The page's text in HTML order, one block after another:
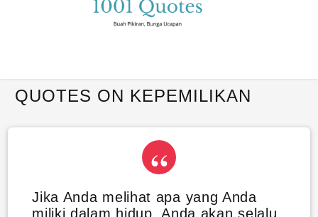
Quote Hari Puisi
QUOTES ON KEPEMILIKAN
Jika Anda melihat apa yang Anda
miliki dalam hidup, Anda akan selalu